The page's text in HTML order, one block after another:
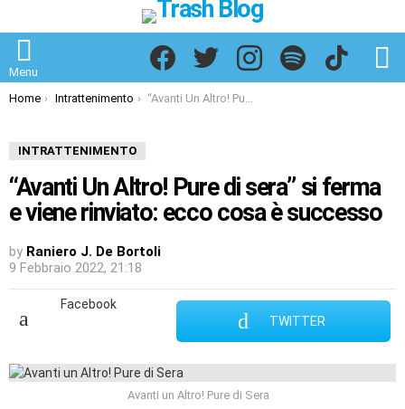
Menu
Facebook
Twitter
Instagram
Spotify
TikTok
You are here:
Home Intrattenimento “Avanti Un Altro! Pure di sera” si ferma e viene rinviato: ecco cosa è successo
INTRATTENIMENTO
“Avanti Un Altro! Pure di sera” si ferma
e viene rinviato: ecco cosa è successo
by Raniero J. De Bortoli
9 Febbraio 2022, 21:18
Facebook
TWITTER
Avanti un Altro! Pure di Sera